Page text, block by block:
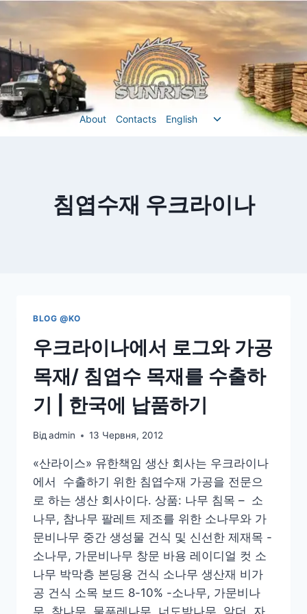
Перейти
до
вмісту
About Contacts English
Перемкнути
침엽수재 우크라이나
BLOG @KO
우크라이나에서 로그와 가공
목재/ 침엽수 목재를 수출하
기 | 한국에 납품하기
Відadmin 13 Червня, 2012
«산라이스» 유한책임 생산 회사는 우크라이나
에서 수출하기 위한 침엽수재 가공을 전문으
로 하는 생산 회사이다. 상품: 나무 침목 – 소
나무, 참나무 팔레트 제조를 위한 소나무와 가
문비나무 중간 생성물 건식 및 신선한 제재목 -
소나무, 가문비나무 창문 바용 레이디얼 컷 소
나무 박막층 본딩용 건식 소나무 생산재 비가
공 건식 소목 보드 8-10% -소나무, 가문비나